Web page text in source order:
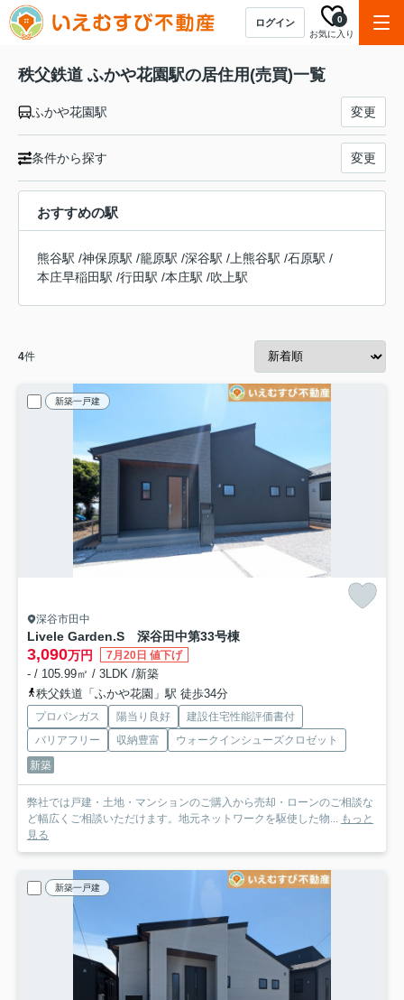
ログイン
お気に入り
0
秩父鉄道 ふかや花園駅の居住用(売買)一覧
ふかや花園駅 変更
条件から探す 変更
おすすめの駅
熊谷駅 /神保原駅 /籠原駅 /深谷駅 / 上熊谷駅 /石原駅 /
本庄早稲田駅 /行田駅 /本庄駅 /吹上駅
4件
新築一戸建
深谷市田中
Livele Garden.S 深谷田中第33号棟
3,090万円 7月20日 値下げ
- / 105.99㎡ / 3LDK /新築
秩父鉄道「ふかや花園」駅 徒歩34分
プロパンガス 陽当り良好
建設住宅性能評価書付
バリアフリー
収納豊富
ウォークインシューズクロゼット
新築
弊社では戸建・土地・マンションのご購入から売却・ローンのご相談な
ど幅広くご相談いただけます。地元ネットワークを駆使した物... もっと
見る
新築一戸建